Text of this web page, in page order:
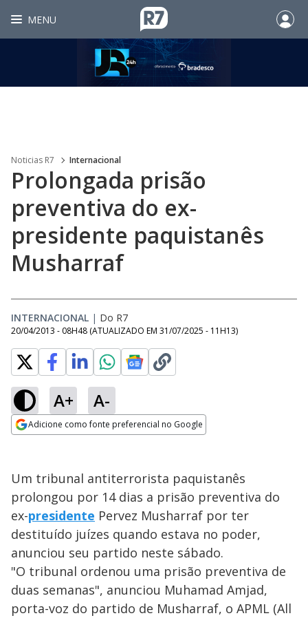
MENU
Noticias R7 Internacional
Prolongada prisão
preventiva do ex-
presidente paquistanês
Musharraf
INTERNACIONAL | Do R7
20/04/2013 - 08H48 (ATUALIZADO EM 31/07/2025 - 11H13)
A+ A-
Adicione como fonte preferencial no Google
Um tribunal antiterrorista paquistanês
prolongou por 14 dias a prisão preventiva do
ex-presidente Pervez Musharraf por ter
destituído juízes quando estava no poder,
anunciou seu partido neste sábado.
"O tribunal ordenou uma prisão preventiva de
duas semanas", anunciou Muhamad Amjad,
porta-voz do partido de Musharraf, o APML (All